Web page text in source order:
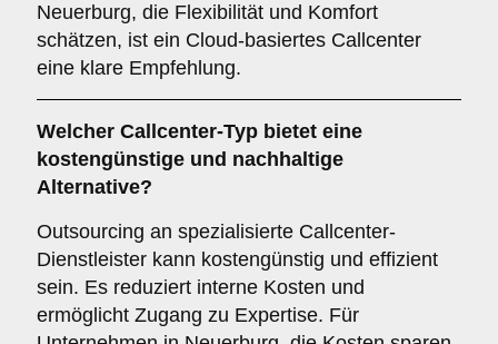
Neuerburg, die Flexibilität und Komfort
schätzen, ist ein Cloud-basiertes Callcenter
eine klare Empfehlung.
Welcher Callcenter-Typ bietet eine
kostengünstige und nachhaltige
Alternative?
Outsourcing an spezialisierte Callcenter-
Dienstleister kann kostengünstig und effizient
sein. Es reduziert interne Kosten und
ermöglicht Zugang zu Expertise. Für